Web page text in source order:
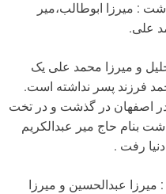
: میرزا ابوطالب،میر
علی.
و میرزا محمد علی یک
فرزند پسر نداشته است.
محمد هادی در سال 1258 ق در اصفهان در گذشت و در تخت
بنام حاج میر عبدالکریم
عبدالحسین و میرزا